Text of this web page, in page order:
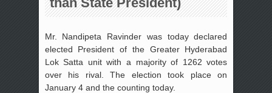
Mr. Nandipeta Ravinder was today declared
elected President of the Greater Hyderabad
Lok Satta unit with a majority of 1262 votes
over his rival. The election took place on
January 4 and the counting today.